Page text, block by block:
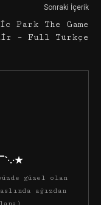
Sonraki İçerik
Park The Game
– Full Türkçe
güzel olan
ağızdan